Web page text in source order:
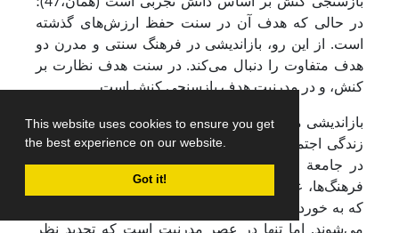
This website uses cookies to ensure you get
the best experience on our website.
Got it!
در حالی که هدف آن در سنت حفظ ارزش‌های گذشته
است. از این رو، بازاندیشی در فرهنگ سنتی و مدرن دو
هدف متفاوت را دنبال می‌کند. در سنت هدف نظارت بر
کنش، و در مدرنیت هدف بازسنجی کنش است.
بازاندیشی مدرن (بازسنجی)، موجب دگرگونی در ساختار
زندگی اجتماعی سنتی می‌گردد، در حالی که این خصلت
در جامعة مدرن، موجب بازتولید آن می‌شود. «در همة
فرهنگ‌ها، عملکردهای اجتماعی در پرتو کشف‌های تازه‌ای
که به خورد این عملکردها داده می‌شوند، پیوسته دگرگون
می‌شوند. اما تنها در عصر مدرنیت است که تجدید نظر